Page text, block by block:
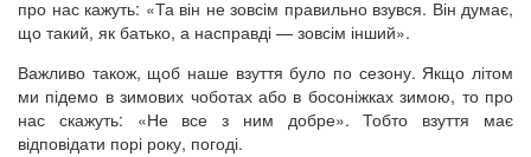
про нас кажуть: «Та він не зовсім правильно взувся. Він думає,
що такий, як батько, а насправді — зовсім інший».
Важливо також, щоб наше взуття було по сезону. Якщо літом
ми підемо в зимових чоботах або в босоніжках зимою, то про
нас скажуть: «Не все з ним добре». Тобто взуття має
відповідати порі року, погоді.